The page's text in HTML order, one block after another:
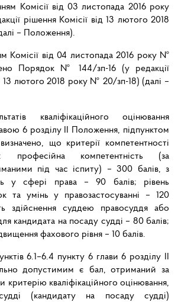
Комісії від 03 листопада 2016 року
рішення Комісії від 13 лютого 2018
– Положення).
Комісії від 04 листопада 2016 року №
Порядок № 144/зп-16 (у редакції
13 лютого 2018 року № 20/зп-18) (далі –
кваліфікаційного оцінювання
6 розділу ІІ Положення, підпунктом
що критерії компетентності
професійна компетентність (за
під час іспиту) – 300 балів, з
у сфері права – 90 балів; рівень
та умінь у правозастосуванні – 120
здійснення суддею правосуддя або
кандидата на посаду судді – 80 балів;
фахового рівня – 10 балів.
6.1–6.4 пункту 6 глави 6 розділу ІІ
допустимим є бал, отриманий за
критерію кваліфікаційного оцінювання,
(кандидату на посаду судді)